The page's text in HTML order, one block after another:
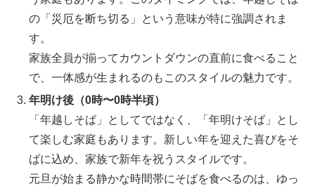
の「災厄を断ち切る」という意味が特に強調されま
す。
家族全員が揃ってカウントダウンの直前に食べること
で、一体感が生まれるのもこのスタイルの魅力です。
年明け後（0時〜0時半頃）
「年越しそば」としてではなく、「年明けそば」とし
て楽しむ家庭もあります。新しい年を迎えた喜びをそ
ばに込め、家族で新年を祝うスタイルです。
元旦が始まる静かな時間帯にそばを食べるのは、ゆっ